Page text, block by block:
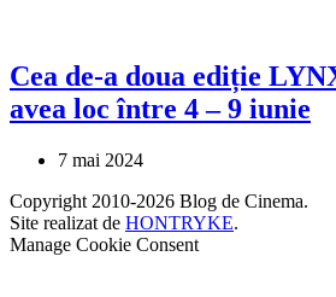
Cea de-a doua ediție
avea loc între 4 – 9 iunie
7 mai 2024
Copyright 2010-2026 Blog de Cinema.
Site realizat de HONTRYKE.
Manage Cookie Consent